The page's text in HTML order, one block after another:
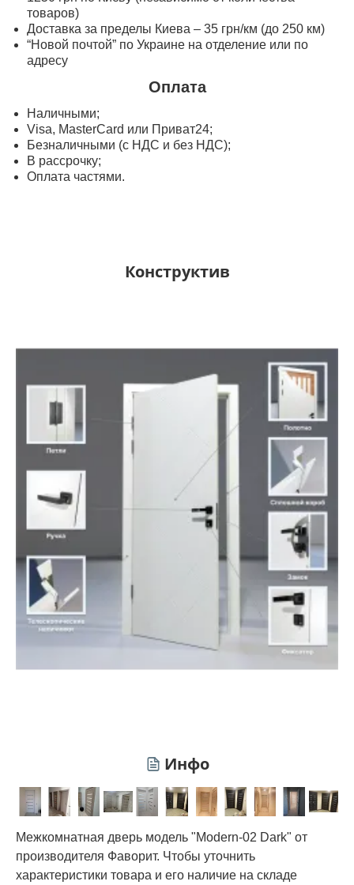
товаров)
Доставка за пределы Киева – 35 грн/км (до 250 км)
“Новой почтой” по Украине на отделение или по
адресу
Оплата
Наличными;
Visa, MasterСard или Приват24;
Безналичными (с НДС и без НДС);
В рассрочку;
Оплата частями.
Конструктив
Инфо
Межкомнатная дверь модель "Modern-02 Dark" от
производителя Фаворит. Чтобы уточнить
характеристики товара и его наличие на складе